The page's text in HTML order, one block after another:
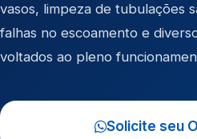
vasos, limpeza de tubulações
falhas no escoamento e
voltados ao pleno
Solicite seu